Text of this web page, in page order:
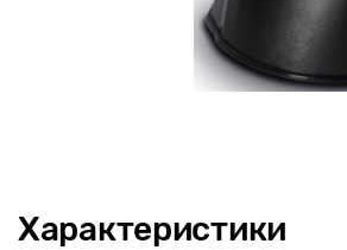
Характеристики